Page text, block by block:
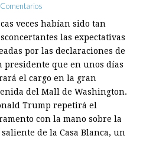
veces habían sido tan
las expectativas
por las declaraciones de
presidente que en unos días
el cargo en la gran
del Mall de Washington.
Trump repetirá el
con la mano sobre la
de la Casa Blanca, un